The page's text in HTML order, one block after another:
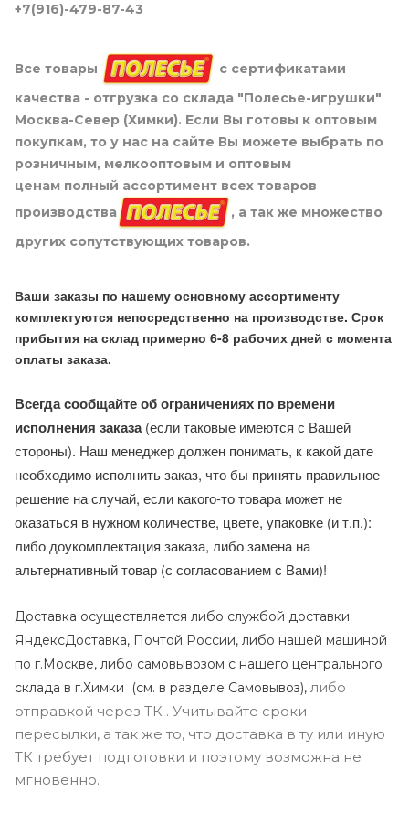
+7(916)-479-87-43
Все товары
с сертификатами
качества - отгрузка со склада "Полесье-игрушки"
Москва-Север (Химки). Если Вы готовы к оптовым
покупкам, то у нас на сайте Вы можете выбрать по
розничным, мелкооптовым и оптовым
ценам полный ассортимент всех товаров
производства
, а так же множество
других сопутствующих товаров.
Ваши заказы по нашему основному ассортименту
комплектуются непосредственно на производстве. Срок
прибытия на склад примерно 6-8 рабочих дней с момента
оплаты заказа.
Всегда сообщайте об ограничениях по времени
исполнения заказа(если таковые имеются с Вашей
стороны). Наш менеджер должен понимать, к какой дате
необходимо исполнить заказ, что бы принять правильное
решение на случай, если какого-то товара может не
оказаться в нужном количестве, цвете, упаковке (и т.п.):
либо доукомплектация заказа, либо замена на
альтернативный товар (с согласованием с Вами)!
Доставка осуществляется либо службой доставки
ЯндексДоставка, Почтой России, либо нашей машиной
по г.Москве, либо самовывозом с нашего центрального
склада в г.Химки (см. в разделе Самовывоз), либо
отправкой через ТК . Учитывайте сроки
пересылки, а так же то, что доставка в ту или иную
ТК требует подготовки и поэтому возможна не
мгновенно.